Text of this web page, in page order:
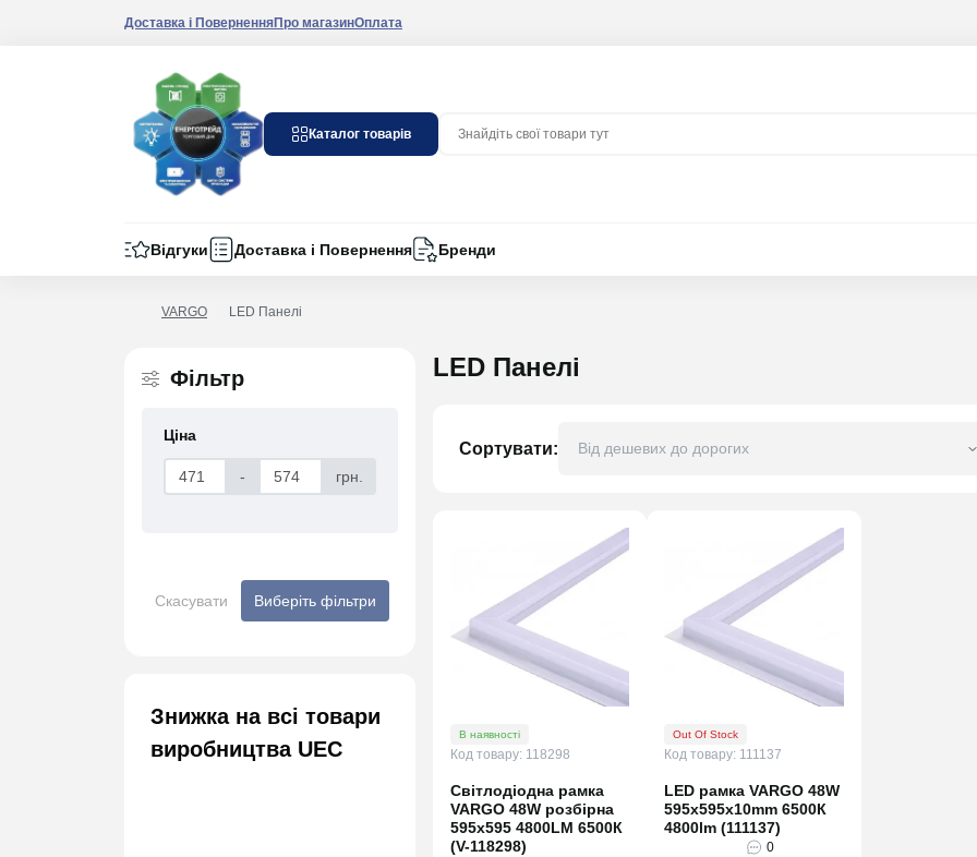
Доставка і ПоверненняПро магазинОплата
Каталог товарів
Відгуки Доставка і Повернення Бренди
VARGO LED Панелі
Фільтр
Ціна
- грн.
Скасувати Виберіть фільтри
Знижка на всі товари
виробництва UEC
LED Панелі
Сортувати:
В наявності
Код товару: 118298
Світлодіодна рамка
VARGO 48W розбірна
595х595 4800LM 6500К
(V-118298)
Out Of Stock
Код товару: 111137
LED рамка VARGO 48W
595х595x10mm 6500К
4800lm (111137)
0